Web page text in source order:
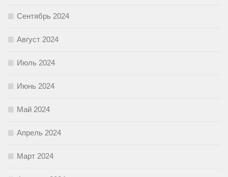
Сентябрь 2024
Август 2024
Июль 2024
Июнь 2024
Май 2024
Апрель 2024
Март 2024